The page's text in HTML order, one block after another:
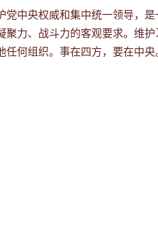
党中央权威和集中统一领导，
聚力、战斗力的客观要求。维
任何组织。事在四方，要在中